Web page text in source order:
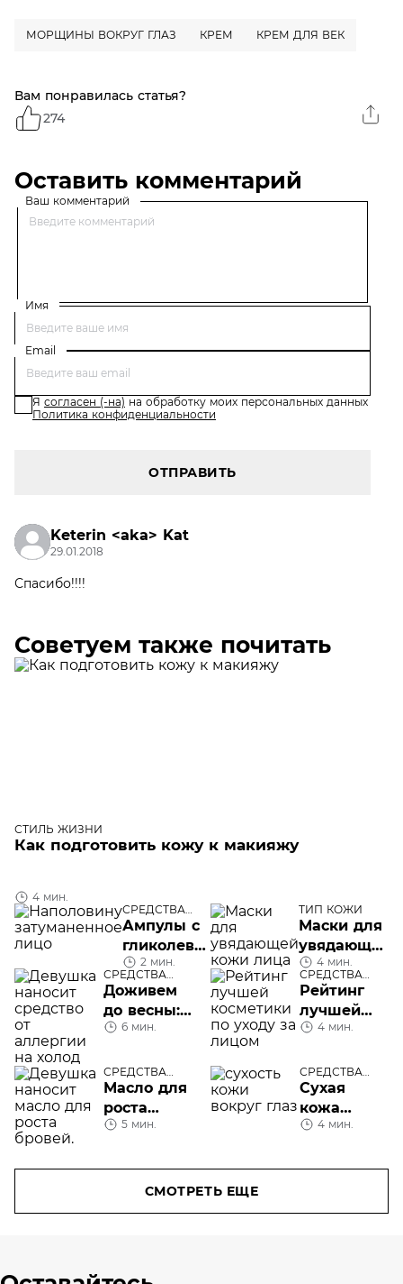
МОРЩИНЫ ВОКРУГ ГЛАЗ КРЕМ КРЕМ ДЛЯ ВЕК
Вам понравилась статья?
274
Оставить комментарий
Ваш комментарий
Имя
Email
Я согласен (-на) на обработку моих персональных данных
Политика конфиденциальности
ОТПРАВИТЬ
Keterin <aka> Kat
29.01.2018
Спасибо!!!!
Советуем также почитать
СТИЛЬ ЖИЗНИ
Как подготовить кожу к макияжу
4 мин.
СРЕДСТВА
УХОДА
Ампулы c
гликолевой
кислотой
Revitalift
Лазер: как
сделать
дома
2 мин.
ТИП КОЖИ
Маски для
увядающей
кожи лица
4 мин.
СРЕДСТВА
УХОДА
Доживем
до весны:
аллергия
6 мин.
СРЕДСТВА
УХОДА
Рейтинг
лучшей
косметики
за лицом
4 мин.
СРЕДСТВА
УХОДА
Масло для
роста
бровей
5 мин.
СРЕДСТВА
УХОДА
Сухая
кожа
вокруг
делать и
4 мин.
СМОТРЕТЬ ЕЩЕ